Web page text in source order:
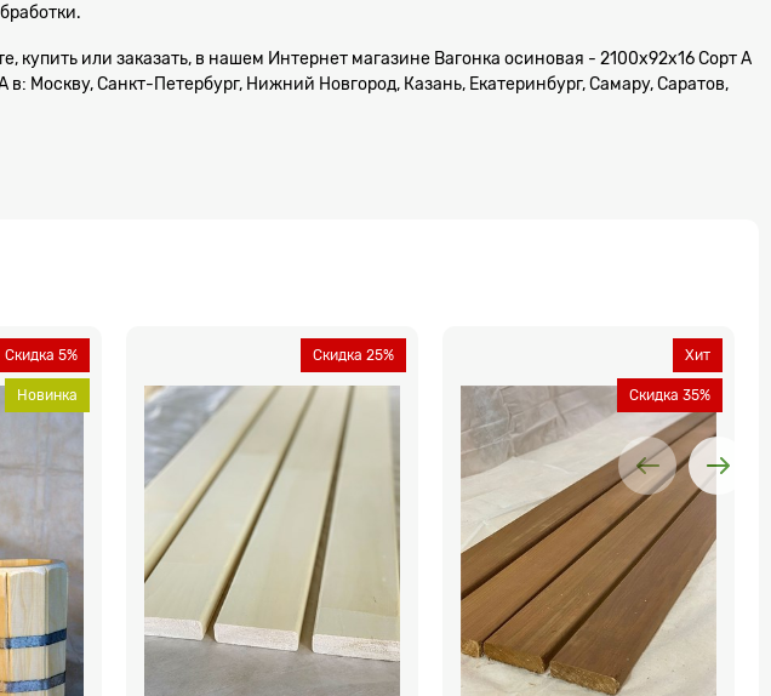
купить или заказать, в нашем Интернет магазине Вагонка осиновая - 2100x92x16 Сорт А
Москву, Санкт-Петербург, Нижний Новгород, Казань, Екатеринбург, Самару, Саратов,
Скидка 5%
Новинка
Скидка 25% Хит
Скидка 35%